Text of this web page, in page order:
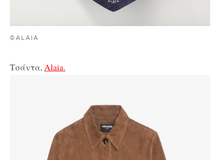
©ALAIA
Τσάντα, Alaia.